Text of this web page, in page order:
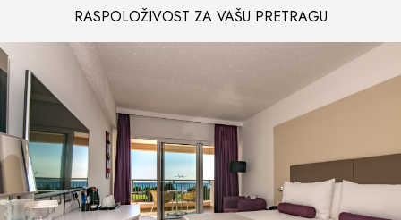
RASPOLOŽIVOST ZA VAŠU PRETRAGU